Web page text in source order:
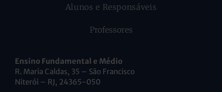
Alunos e Responsáveis
Professores
Ensino Fundamental e Médio
R. Maria Caldas, 35 – São Francisco
Niterói – RJ, 24365-050